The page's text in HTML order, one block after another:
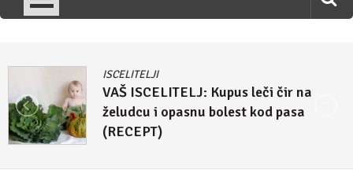
ISCELITELJI
VAŠ ISCELITELJ: Kupus leči čir na
želudcu i opasnu bolest kod pasa
(RECEPT)